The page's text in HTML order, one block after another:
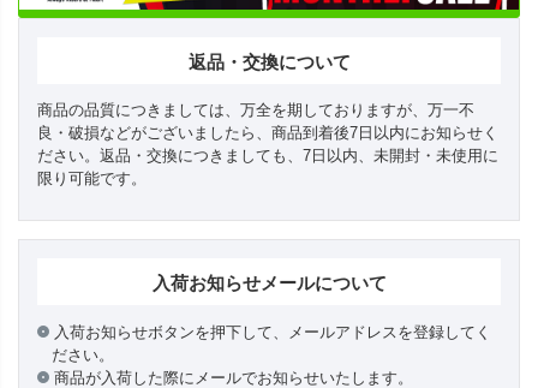
返品・交換について
商品の品質につきましては、万全を期しておりますが、万一不
良・破損などがございましたら、商品到着後7日以内にお知らせく
ださい。返品・交換につきましても、7日以内、未開封・未使用に
限り可能です。
入荷お知らせメールについて
入荷お知らせボタンを押下して、メールアドレスを登録してく
ださい。
商品が入荷した際にメールでお知らせいたします。